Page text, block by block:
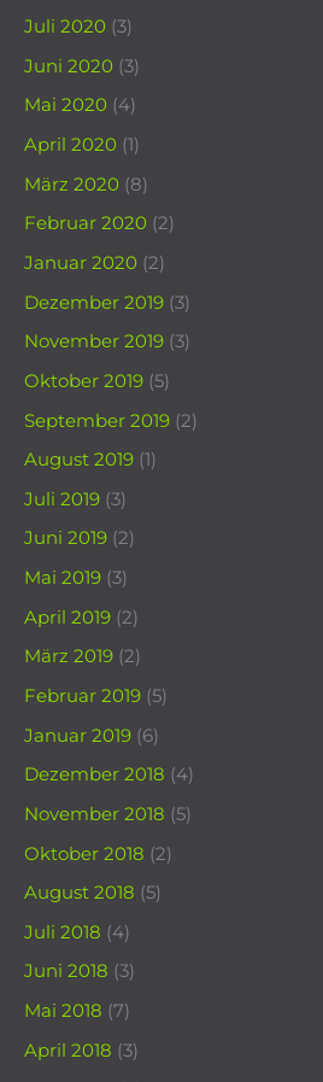
Juli 2020 (3)
Juni 2020 (3)
Mai 2020 (4)
April 2020 (1)
März 2020 (8)
Februar 2020 (2)
Januar 2020 (2)
Dezember 2019 (3)
November 2019 (3)
Oktober 2019 (5)
September 2019 (2)
August 2019 (1)
Juli 2019 (3)
Juni 2019 (2)
Mai 2019 (3)
April 2019 (2)
März 2019 (2)
Februar 2019 (5)
Januar 2019 (6)
Dezember 2018 (4)
November 2018 (5)
Oktober 2018 (2)
August 2018 (5)
Juli 2018 (4)
Juni 2018 (3)
Mai 2018 (7)
April 2018 (3)